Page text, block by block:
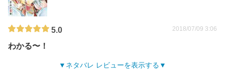
5.0 2018/07/09 3:06
わかる〜！
ネタバレ レビューを表示する